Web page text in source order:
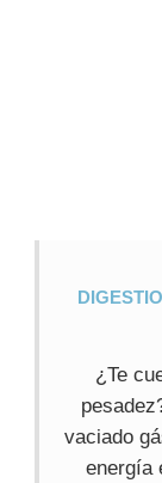
¿Te
vaciado
energía